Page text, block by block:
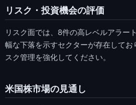
リスク・投資機会の評価
リスク面では、8件の高レベルアラー
幅な下落を示すセクターが存在してお
スク管理を強化してください。
米国株市場の見通し